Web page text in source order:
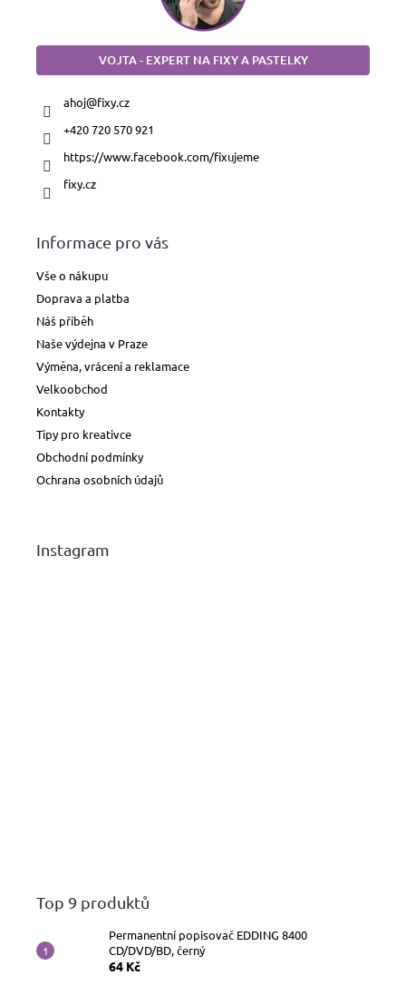
VOJTA - EXPERT NA FIXY A PASTELKY
ahoj@fixy.cz
+420 720 570 921
https://www.facebook.com/fixujeme
fixy.cz
Informace pro vás
Vše o nákupu
Doprava a platba
Náš příběh
Naše výdejna v Praze
Výměna, vrácení a reklamace
Velkoobchod
Kontakty
Tipy pro kreativce
Obchodní podmínky
Ochrana osobních údajů
Instagram
Top 9 produktů
Permanentní popisovač EDDING 8400
CD/DVD/BD, černý
64 Kč